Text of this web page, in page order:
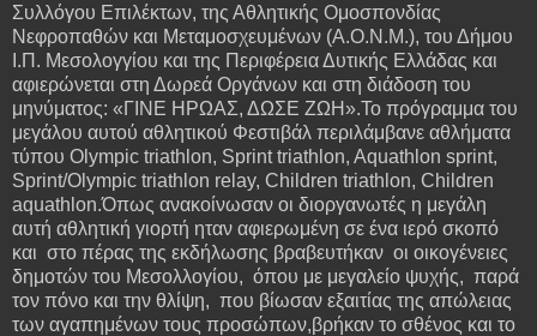
Συλλόγου Επιλέκτων, της Αθλητικής Ομοσπονδίας
Νεφροπαθών και Μεταμοσχευμένων (Α.Ο.Ν.Μ.), του Δήμου
Ι.Π. Μεσολογγίου και της Περιφέρεια Δυτικής Ελλάδας και
αφιερώνεται στη Δωρεά Οργάνων και στη διάδοση του
μηνύματος: «ΓΙΝΕ ΗΡΩΑΣ, ΔΩΣΕ ΖΩΗ».Το πρόγραμμα του
μεγάλου αυτού αθλητικού Φεστιβάλ περιλάμβανε αθλήματα
τύπου Olympic triathlon, Sprint triathlon, Aquathlon sprint,
Sprint/Olympic triathlon relay, Children triathlon, Children
aquathlon.Όπως ανακοίνωσαν οι διοργανωτές η μεγάλη
αυτή αθλητική γιορτή ηταν αφιερωμένη σε ένα ιερό σκοπό
και στο πέρας της εκδήλωσης βραβευτήκαν οι οικογένειες
δημοτών του Μεσολλογίου, όπου με μεγαλείο ψυχής, παρά
τον πόνο και την θλίψη, που βίωσαν εξαιτίας της απώλειας
των αγαπημένων τους προσώπων,βρήκαν το σθένος και το